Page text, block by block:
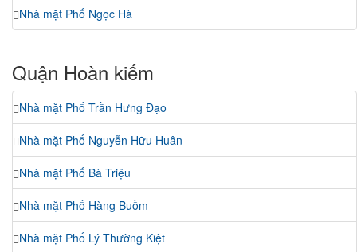
Nhà mặt Phố Ngọc Hà
Quận Hoàn kiếm
Nhà mặt Phố Trần Hưng Đạo
Nhà mặt Phố Nguyễn Hữu Huân
Nhà mặt Phố Bà Triệu
Nhà mặt Phố Hàng Buồm
Nhà mặt Phố Lý Thường Kiệt